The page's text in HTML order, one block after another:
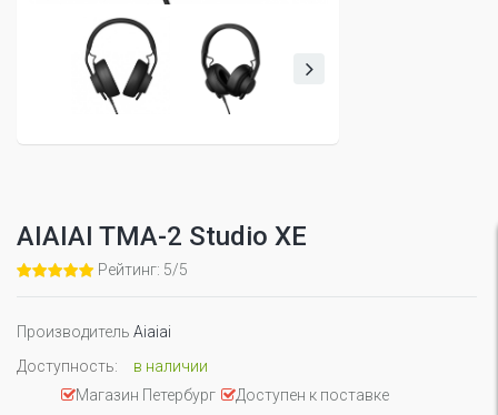
AIAIAI TMA-2 Studio XE
Рейтинг: 5/5
Производитель Aiaiai
Доступность:
в наличии
Магазин Петербург
Доступен к поставке